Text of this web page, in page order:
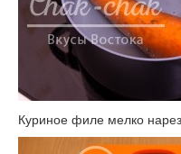
Куриное филе мелко